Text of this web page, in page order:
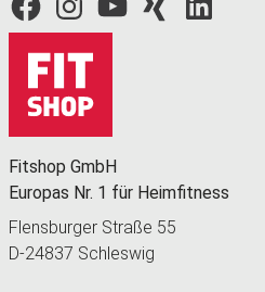
Fitshop GmbH
Europas Nr. 1 für Heimfitness
Flensburger Straße 55
D-24837 Schleswig